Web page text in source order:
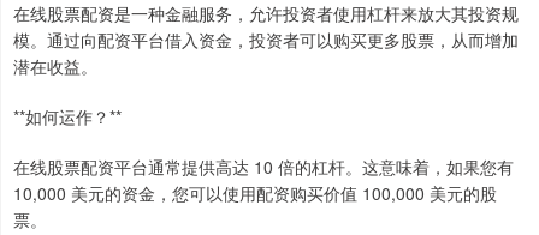
在线股票配资是一种金融服务，允许投资者使用杠杆来放大其投资规
模。通过向配资平台借入资金，投资者可以购买更多股票，从而增加
潜在收益。
**如何运作？**
在线股票配资平台通常提供高达 10 倍的杠杆。这意味着，如果您有
10,000 美元的资金，您可以使用配资购买价值 100,000 美元的股
票。